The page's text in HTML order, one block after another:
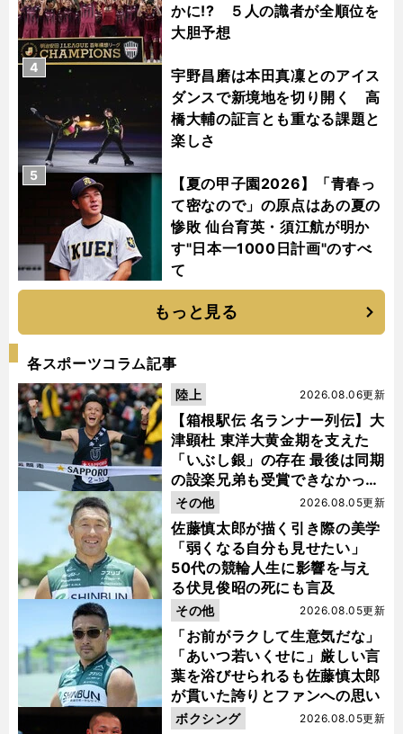
かに!? ５人の識者が全順位を
大胆予想
宇野昌磨は本田真凜とのアイス
ダンスで新境地を切り開く 高
橋大輔の証言とも重なる課題と
楽しさ
4
【夏の甲子園2026】「青春っ
て密なので」の原点はあの夏の
惨敗 仙台育英・須江航が明か
す"日本一1000日計画"のすべ
て
5
もっと見る
各スポーツコラム記事
【箱根駅伝 名ランナー列伝】大
津顕杜 東洋大黄金期を支えた
「いぶし銀」の存在 最後は同期
の設楽兄弟も受賞できなかった
金栗杯に輝く
2026.08.06更新
陸上
佐藤慎太郎が描く引き際の美学
「弱くなる自分も見せたい」
50代の競輪人生に影響を与え
る伏見俊昭の死にも言及
2026.08.05更新
その他
「お前がラクして生意気だな」
「あいつ若いくせに」厳しい言
葉を浴びせられるも佐藤慎太郎
が貫いた誇りとファンへの思い
2026.08.05更新
その他
2026.08.05更新
ボクシング